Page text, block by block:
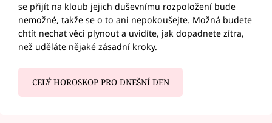
se přijít na kloub jejich duševnímu rozpoložení bude
nemožné, takže se o to ani nepokoušejte. Možná budete
chtít nechat věci plynout a uvidíte, jak dopadnete zítra,
než uděláte nějaké zásadní kroky.
CELÝ HOROSKOP PRO DNEŠNÍ DEN